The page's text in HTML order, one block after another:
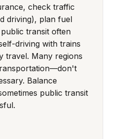
check traffic
driving), plan fuel
transit often
driving with trains
travel. Many regions
Balance
public transit